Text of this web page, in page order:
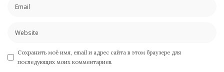
Сохранить моё имя, email и адрес сайта в этом браузере для
последующих моих комментариев.